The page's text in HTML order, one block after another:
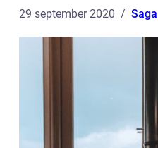
29 september 2020